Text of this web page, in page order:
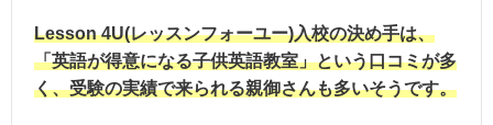
Lesson 4U(レッスンフォーユー)入校の決め手は、
「英語が得意になる子供英語教室」という口コミが多
く、受験の実績で来られる親御さんも多いそうです。